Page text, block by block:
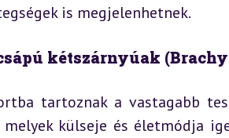
is megjelenhetnek.
kétszárnyúak
tartoznak a vastagabb
melyek külseje és életmódja